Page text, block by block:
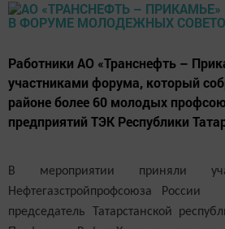
Работники АО «Транснефть –
участниками форума, который
районе более 60 молодых
предприятий ТЭК Республики
В мероприятии приняли
Нефтегазстройпрофсоюза России
председатель Татарстанской